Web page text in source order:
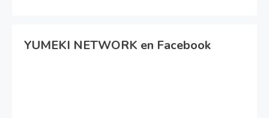
YUMEKI NETWORK en Facebook